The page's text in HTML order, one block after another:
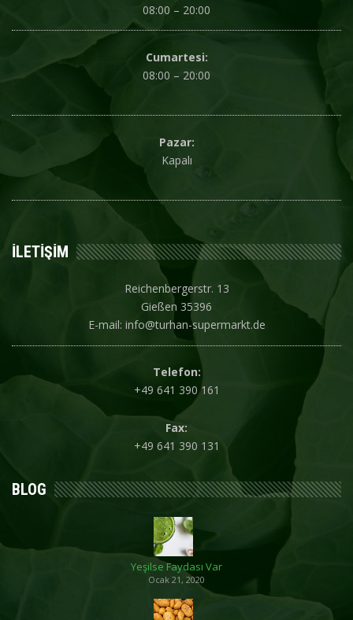
08:00 – 20:00
Cumartesi:
08:00 – 20:00
Pazar:
Kapalı
İLETIŞIM
Reichenbergerstr. 13
Gießen 35396
E-mail: info@turhan-supermarkt.de
Telefon:
+49 641 390 161
Fax:
+49 641 390 131
BLOG
Yeşilse Faydası Var
Ocak 21, 2020